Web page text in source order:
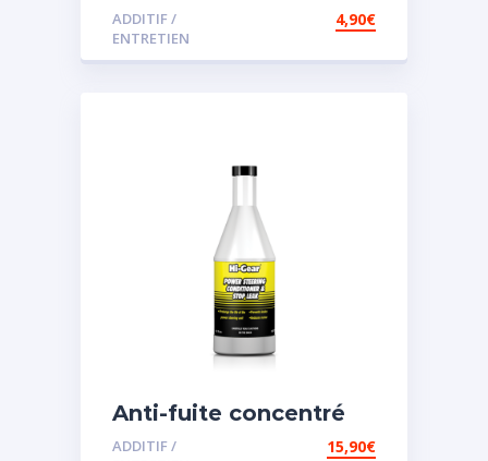
ADDITIF /
ENTRETIEN
4,90€
Anti-fuite concentré
pour direction
ADDITIF /
15,90€